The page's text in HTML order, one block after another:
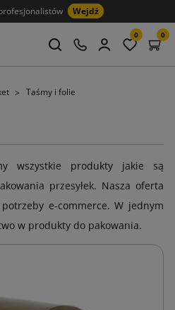
Wejdź
0 0
Taśmy i folie
wszystkie produkty jakie są
przesyłek. Nasza oferta
e-commerce. W jednym
w produkty do pakowania.